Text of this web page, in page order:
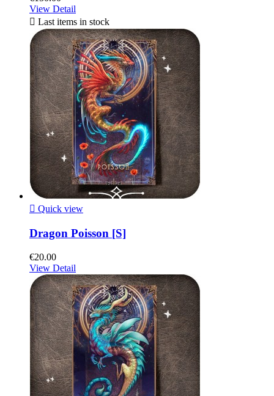
View Detail
 Last items in stock
 Quick view
Dragon Poisson [S]
€20.00
View Detail